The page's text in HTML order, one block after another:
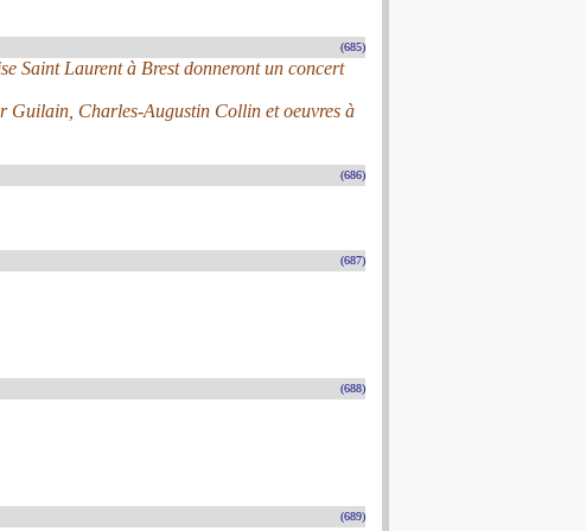
(685)
Saint Laurent à Brest donneront un concert
Guilain, Charles-Augustin Collin et oeuvres à
(686)
(687)
(688)
(689)